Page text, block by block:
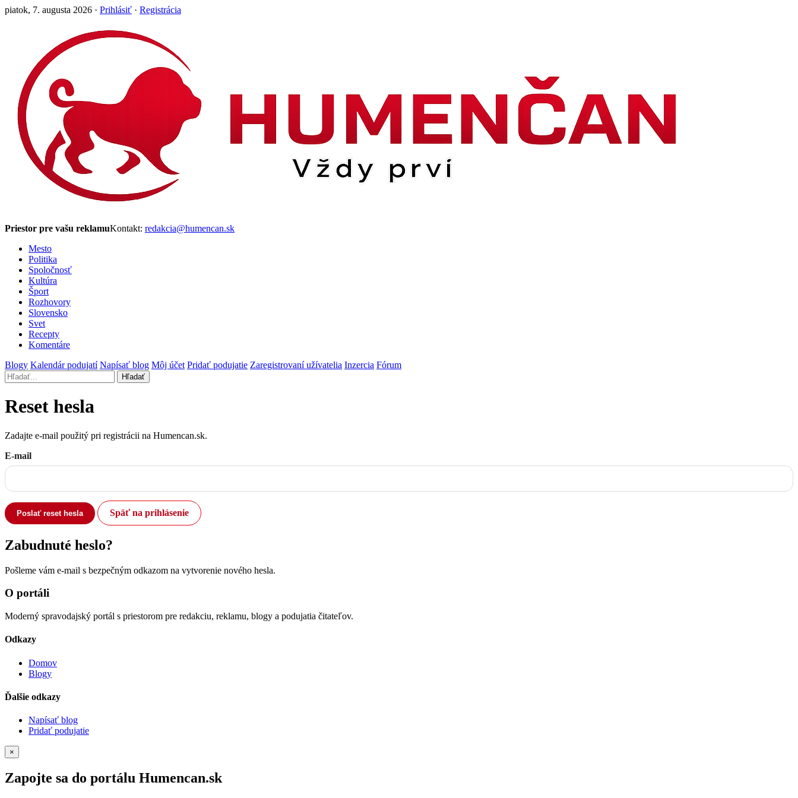
piatok, 7. augusta 2026 · Prihlásiť · Registrácia
Priestor pre vašu reklamuKontakt: redakcia@humencan.sk
Mesto
Politika
Spoločnosť
Kultúra
Šport
Rozhovory
Slovensko
Svet
Recepty
Komentáre
Blogy Kalendár podujatí Napísať blog Môj účet Pridať podujatie Zaregistrovaní užívatelia Inzercia Fórum
Hľadať
Reset hesla
Zadajte e-mail použitý pri registrácii na Humencan.sk.
E-mail
Poslať reset hesla Späť na prihlásenie
Zabudnuté heslo?
Pošleme vám e-mail s bezpečným odkazom na vytvorenie nového hesla.
O portáli
Moderný spravodajský portál s priestorom pre redakciu, reklamu, blogy a podujatia čitateľov.
Odkazy
Domov
Blogy
Ďalšie odkazy
Napísať blog
Pridať podujatie
×
Zapojte sa do portálu Humencan.sk